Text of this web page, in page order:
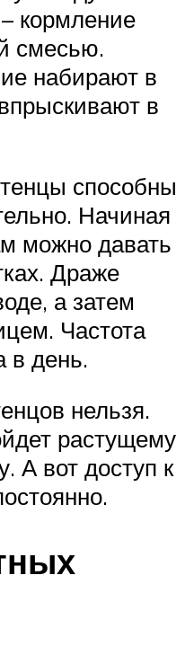
кормление
смесью.
набирают в
в
способны
Начиная
можно давать
Драже
а затем
Частота
в день.
нельзя.
растущему
А вот доступ к